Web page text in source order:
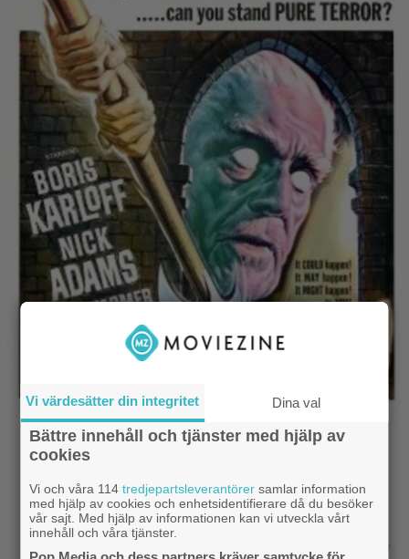
Vi värdesätter din integritet Dina val
Bättre innehåll och tjänster med hjälp av
cookies
Vi och våra 114tredjepartsleverantörer samlar information
med hjälp av cookies och enhetsidentifierare då du besöker
vår sajt. Med hjälp av informationen kan vi utveckla vårt
innehåll och våra tjänster.